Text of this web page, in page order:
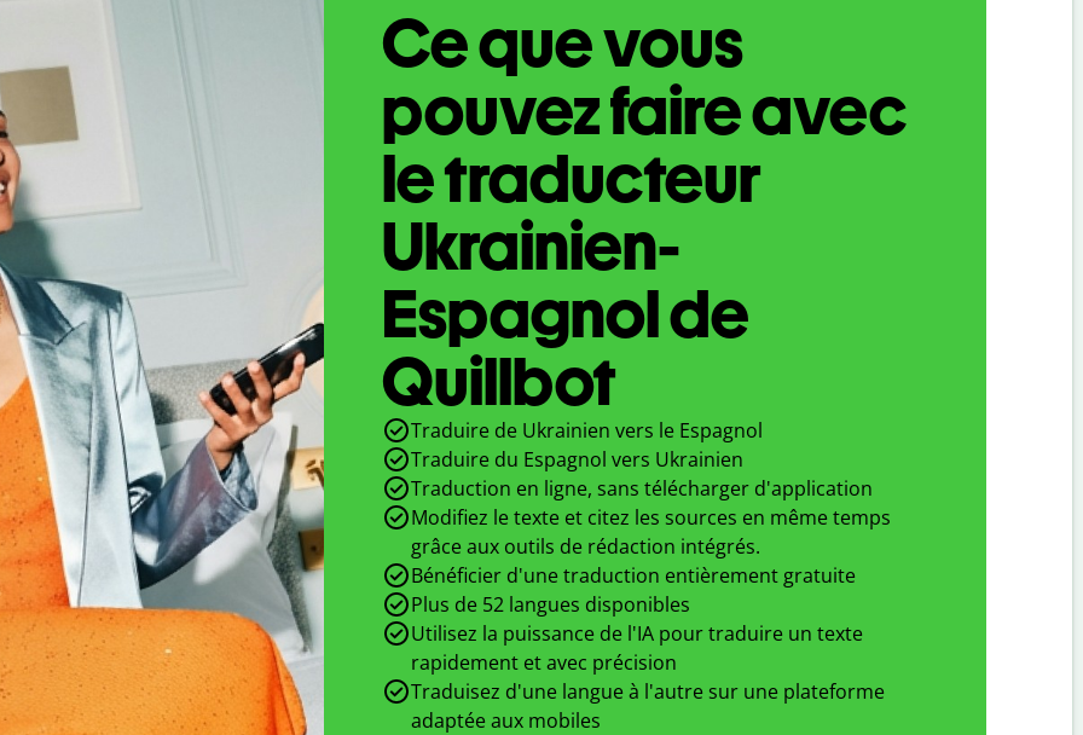
Ce que vous
pouvez faire avec
le traducteur
Ukrainien-
Espagnol de
Quillbot
Traduire de Ukrainien vers le Espagnol
Traduire du Espagnol vers Ukrainien
Traduction en ligne, sans télécharger d'application
Modifiez le texte et citez les sources en même temps
grâce aux outils de rédaction intégrés.
Bénéficier d'une traduction entièrement gratuite
Plus de 52 langues disponibles
Utilisez la puissance de l'IA pour traduire un texte
rapidement et avec précision
Traduisez d'une langue à l'autre sur une plateforme
adaptée aux mobiles